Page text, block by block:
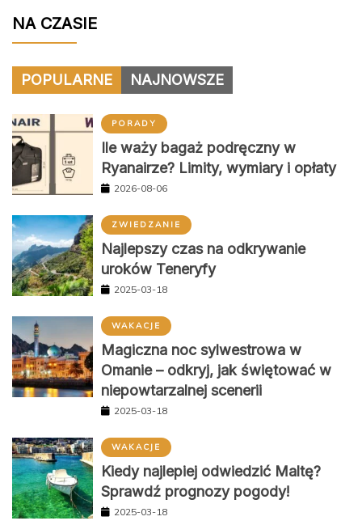
NA CZASIE
POPULARNE NAJNOWSZE
PORADY
Ile waży bagaż podręczny w
Ryanairze? Limity, wymiary i opłaty
2026-08-06
ZWIEDZANIE
Najlepszy czas na odkrywanie
uroków Teneryfy
2025-03-18
WAKACJE
Magiczna noc sylwestrowa w
Omanie – odkryj, jak świętować w
niepowtarzalnej scenerii
2025-03-18
WAKACJE
Kiedy najlepiej odwiedzić Maltę?
Sprawdź prognozy pogody!
2025-03-18